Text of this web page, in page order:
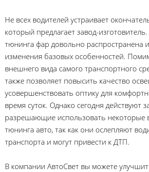
Не всех водителей устраивает
который предлагает завод-
тюнинга фар довольно распространена
изменения базовых особенностей.
внешнего вида самого транспортного
также позволяет повысить качество
усовершенствовать оптику для
время суток. Однако сегодня действуют
разрешающие использовать некоторые
тюнинга авто, так как они ослепляют
транспорта и могут привести к ДТП.
В компании АвтоСвет вы можете